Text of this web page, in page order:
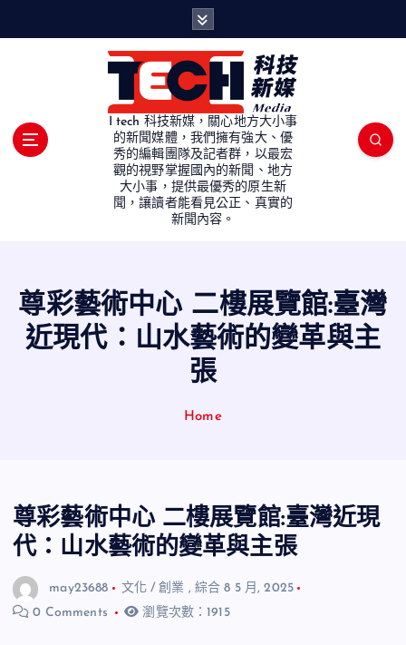
I tech 科技新媒，關心地方大小事
的新聞媒體，我們擁有強大、優
秀的編輯團隊及記者群，以最宏
觀的視野掌握國內的新聞、地方
大小事，提供最優秀的原生新
聞，讓讀者能看見公正、真實的
新聞內容。
尊彩藝術中心 二樓展覽館:臺灣
近現代：山水藝術的變革與主
張
Home
尊彩藝術中心 二樓展覽館:臺灣近現
代：山水藝術的變革與主張
may23688 文化 / 創業 , 綜合 8 5 月, 2025
0 Comments
瀏覽次數：1915